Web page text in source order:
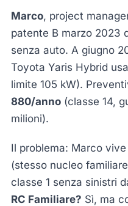
Marco, project
patente B marzo 2023
senza auto. A giugno
Toyota Yaris Hybrid
limite 105 kW).
880/anno(classe 14,
milioni).
Il problema: Marco
(stesso nucleo
classe 1 senza sinistri
RC Familiare? Sì, ma